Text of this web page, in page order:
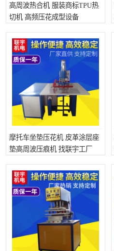
高周波热合机 服装商标TPU热
切机 高频压花成型设备
摩托车坐垫压花机 皮革涂层座
垫高周波压痕机 找联宇工厂